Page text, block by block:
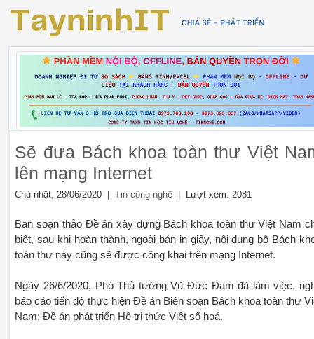
Sẽ đưa Bách khoa toàn thư Việt
lên mạng Internet
Chủ nhật, 28/06/2020 |Tin công nghệ | Lượt xem: 2081
Ban soạn thảo Đề án xây dựng Bách khoa toàn thư Việt Nam
biết, sau khi hoàn thành, ngoài bản in giấy, nội dung bộ Bách
toàn thư này cũng sẽ được công khai trên mạng Internet.
Ngày 26/6/2020, Phó Thủ tướng Vũ Đức Đam đã làm việc,
báo cáo tiến độ thực hiện Đề án Biên soạn Bách khoa toàn thư
Nam; Đề án phát triển Hệ tri thức Việt số hoá.